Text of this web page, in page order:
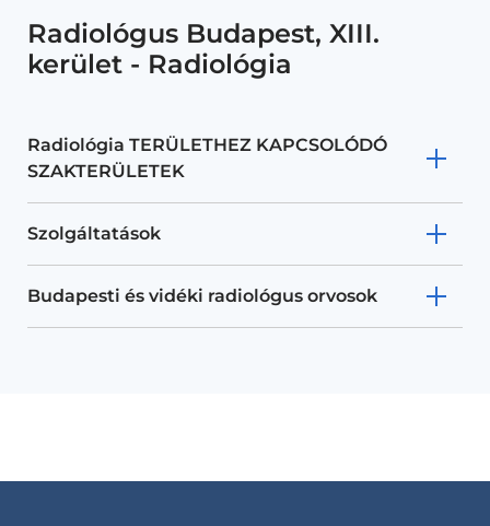
Radiológus Budapest, XIII.
kerület - Radiológia
Radiológia TERÜLETHEZ KAPCSOLÓDÓ
SZAKTERÜLETEK
Szolgáltatások
Budapesti és vidéki radiológus orvosok